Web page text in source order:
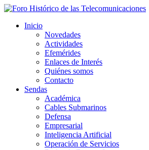
Inicio
Novedades
Actividades
Efemérides
Enlaces de Interés
Quiénes somos
Contacto
Sendas
Académica
Cables Submarinos
Defensa
Empresarial
Inteligencia Artificial
Operación de Servicios